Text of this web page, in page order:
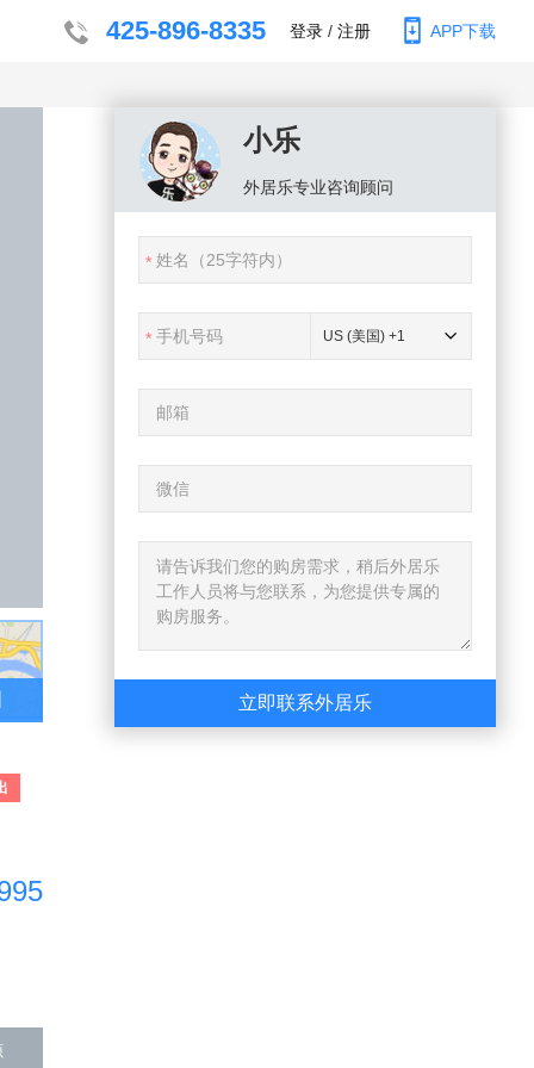
425-896-8335 登录 / 注册 APP下载
小乐
外居乐专业咨询顾问
US (美国) +1
立即联系外居乐